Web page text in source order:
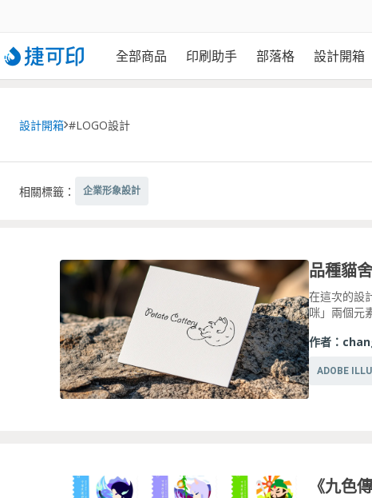
全部商品 印刷助手 部落格 設計開箱
設計開箱 #LOGO設計
相關標籤： 企業形象設計
品種貓
在這次的設
咪」兩個元
作者：
ADOBE
《九色